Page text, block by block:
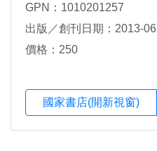
GPN：1010201257
出版／創刊日期：2013-06
價格：250
國家書店(開新視窗)